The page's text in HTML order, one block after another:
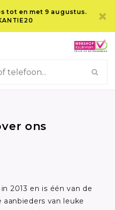
tot en met 9 augustus.
ons
2013 en is één van de
van leuke